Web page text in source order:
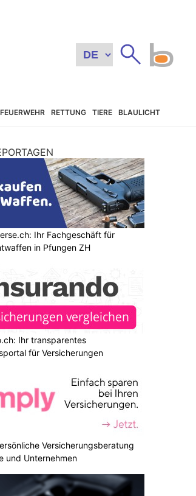
FEUERWEHR RETTUNG TIERE BLAULICHT
Ihr Fachgeschäft für
in Pfungen ZH
Ihr transparentes
für Versicherungen
Versicherungsberatung
und Unternehmen